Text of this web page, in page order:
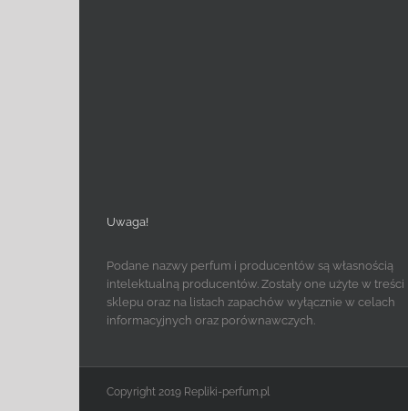
Uwaga!
Podane nazwy perfum i producentów są własnością
intelektualną producentów. Zostały one użyte w treści
sklepu oraz na listach zapachów wyłącznie w celach
informacyjnych oraz porównawczych.
Copyright 2019 Repliki-perfum.pl